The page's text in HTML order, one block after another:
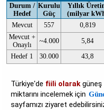
Durum /
Hedef
Kurulu
Güç
Yıllık
(milyar
Mevcut
557 0,819
Mevcut +
Onaylı
~4.000 5,84
Hedef 1 30.000 43,8
Türkiye'de fiili olarak güneş
miktarını incelemek için
sayfamızı ziyaret